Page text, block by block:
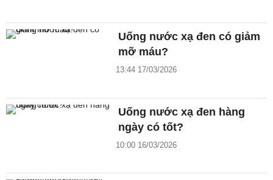
Uống nước xạ đen có giảm
mỡ máu?
13:44 17/03/2026
Uống nước xạ đen hàng
ngày có tốt?
10:00 16/03/2026